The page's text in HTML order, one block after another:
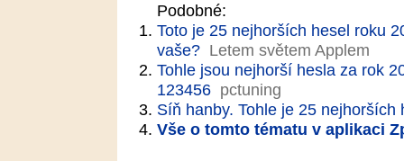
Podobné:
Toto je 25 nejhorších hesel roku
vaše? Letem světem Applem
Tohle jsou nejhorší hesla za rok
123456 pctuning
Síň hanby. Tohle je 25 nejhorších
Vše o tomto tématu v aplikaci